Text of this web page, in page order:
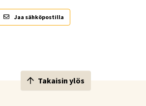
Jaa sähköpostilla
Takaisin ylös